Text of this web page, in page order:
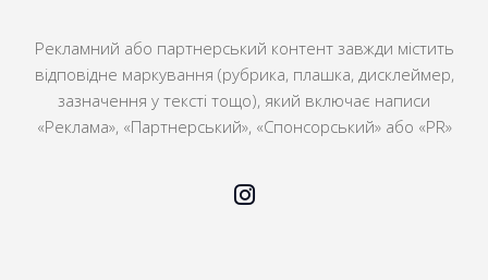
Рекламний або партнерський контент завжди містить
відповідне маркування (рубрика, плашка, дисклеймер,
зазначення у тексті тощо), який включає написи
«Реклама», «Партнерський», «Спонсорський» або «PR»